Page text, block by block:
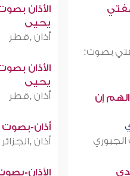
بصوت:
إن
الجبوري
الأذان
يحيى
أذان ,قطر
الأذان
يحيى
أذان ,قطر
أذان-بصوت .
أذان ,الجزائر
الأذان-